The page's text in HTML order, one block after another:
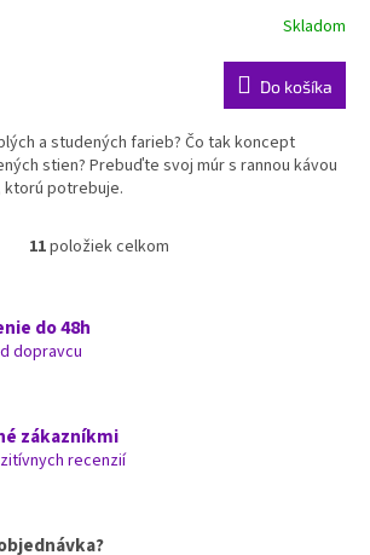
Skladom
Do košíka
a studených farieb? Čo tak koncept
stien? Prebuďte svoj múr s rannou kávou
ktorú potrebuje.
O
e
p
11položiek celkom
do 48h
dopravcu
zákazníkmi
recenzií